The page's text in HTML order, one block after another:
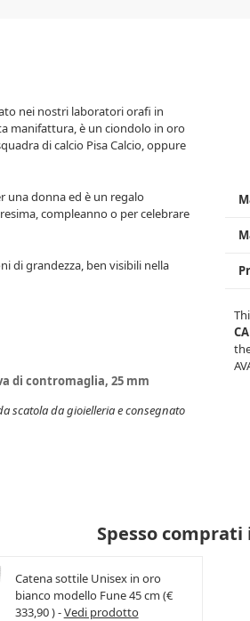
nei nostri laboratori orafi in
manifattura, è un ciondolo in oro
di calcio Pisa Calcio, oppure
una donna ed è un regalo
compleanno o per celebrare
di grandezza, ben visibili nella
di contromaglia, 25 mm
scatola da gioielleria e consegnato
Spesso comprati
Catena sottile Unisex in oro
bianco modello Fune 45 cm (€
333,90 ) -Vedi prodotto